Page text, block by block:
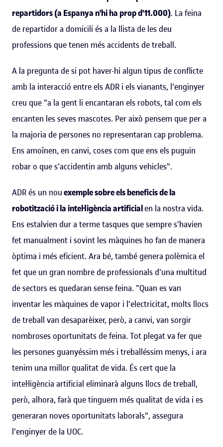
repartidors (a Espanya n'hi ha prop d'11.000). La feina
de repartidor a domicili és a la llista de les deu
professions que tenen més accidents de treball.
A la pregunta de si pot haver-hi algun tipus de conflicte
amb la interacció entre els ADR i els vianants, l'enginyer
creu que "a la gent li encantaran els robots, tal com els
encanten les seves mascotes. Per això pensem que per a
la majoria de persones no representaran cap problema.
Ens amoïnen, en canvi, coses com que ens els puguin
robar o que s'accidentin amb alguns vehicles".
ADR és un nouexemple sobre els beneficis de la
robotització i la intel·ligència artificialen la nostra vida.
Ens estalvien dur a terme tasques que sempre s'havien
fet manualment i sovint les màquines ho fan de manera
òptima i més eficient. Ara bé, també genera polèmica el
fet que un gran nombre de professionals d'una multitud
de sectors es quedaran sense feina. "Quan es van
inventar les màquines de vapor i l'electricitat, molts llocs
de treball van desaparèixer, però, a canvi, van sorgir
nombroses oportunitats de feina. Tot plegat va fer que
les persones guanyéssim més i treballéssim menys, i ara
tenim una millor qualitat de vida. És cert que la
intel·ligència artificial eliminarà alguns llocs de treball,
però, alhora, farà que tinguem més qualitat de vida i es
generaran noves oportunitats laborals", assegura
l'enginyer de la UOC.